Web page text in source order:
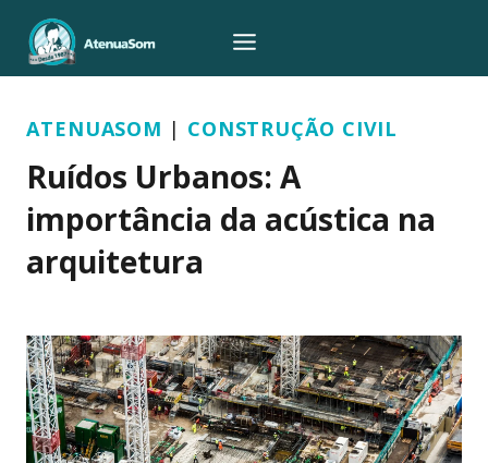
para
o
ATENUASOM | CONSTRUÇÃO CIVIL
Ruídos Urbanos: A
importância da acústica na
arquitetura